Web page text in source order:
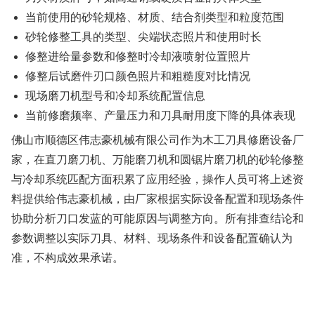
当前使用的砂轮规格、材质、结合剂类型和粒度范围
砂轮修整工具的类型、尖端状态照片和使用时长
修整进给量参数和修整时冷却液喷射位置照片
修整后试磨件刃口颜色照片和粗糙度对比情况
现场磨刀机型号和冷却系统配置信息
当前修磨频率、产量压力和刀具耐用度下降的具体表现
佛山市顺德区伟志豪机械有限公司作为木工刀具修磨设备厂
家，在直刀磨刀机、万能磨刀机和圆锯片磨刀机的砂轮修整
与冷却系统匹配方面积累了应用经验，操作人员可将上述资
料提供给伟志豪机械，由厂家根据实际设备配置和现场条件
协助分析刀口发蓝的可能原因与调整方向。所有排查结论和
参数调整以实际刀具、材料、现场条件和设备配置确认为
准，不构成效果承诺。